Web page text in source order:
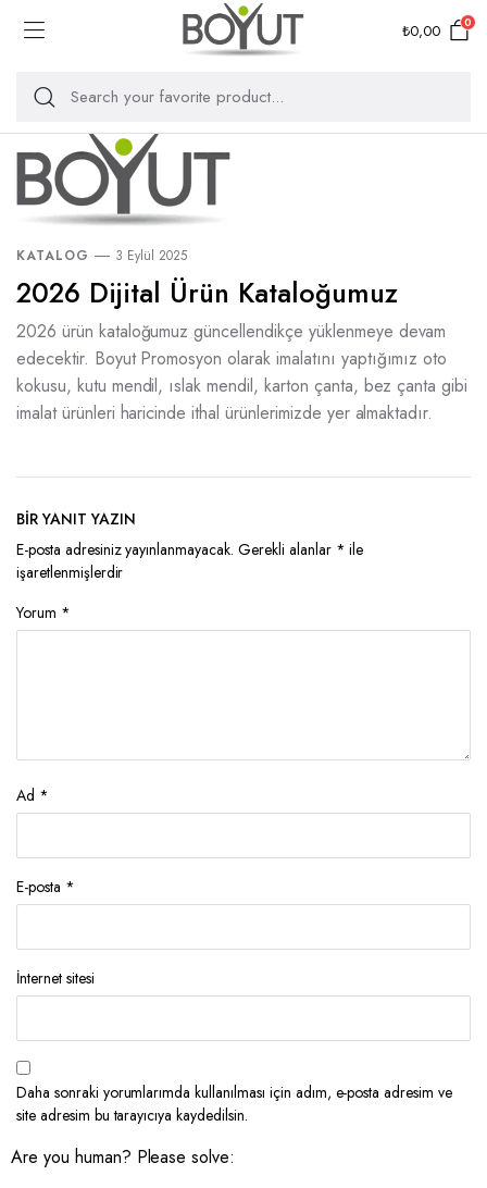
₺0,00 0
KATALOG 3 Eylül 2025
2026 Dijital Ürün Kataloğumuz
2026 ürün kataloğumuz güncellendikçe yüklenmeye devam
edecektir. Boyut Promosyon olarak imalatını yaptığımız oto
kokusu, kutu mendil, ıslak mendil, karton çanta, bez çanta gibi
imalat ürünleri haricinde ithal ürünlerimizde yer almaktadır.
BIR YANIT YAZIN
E-posta adresiniz yayınlanmayacak. Gerekli alanlar * ile
işaretlenmişlerdir
Yorum *
Ad *
E-posta *
İnternet sitesi
Daha sonraki yorumlarımda kullanılması için adım, e-posta adresim ve
site adresim bu tarayıcıya kaydedilsin.
Are you human? Please solve: